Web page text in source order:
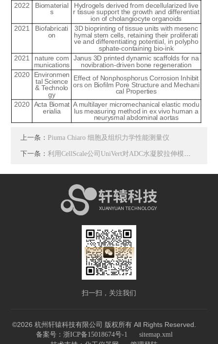
2022
Biomaterial
s
Hydrogels derived from decellularized live
r tissue support the growth and differentiat
ion of cholangiocyte organoids
2021
Biofabricati
on
3D bioprinting of tissue units with mesenc
hymal stem cells, retaining their proliferati
ve and differentiating potential, in polypho
sphate-containing bio-ink
2021
nature com
munications
Janus 3D printed dynamic scaffolds for na
novibration-driven bone regeneration
2020
Environmen
tal Science
& Technolo
gy
Effect of Nonphosphorus Corrosion Inhibit
ors on Biofilm Pore Structure and Mechani
cal Properties
2020
Acta Biomat
erialia
A multilayer micromechanical elastic modu
lus measuring method in ex vivo human a
neurysmal abdominal aortas
上一条： Piuma Chiaro 细胞及组织力学性能测量仪
下一条：利用CellScale公司UniVert对ADC水凝胶拉伸模量测试
扫一扫，关注我们
©2026 杭州轩辕科技有限公司 版权所有 All Rights Reserved.
备案号：浙ICP备15018674号-1 sitemap.xml